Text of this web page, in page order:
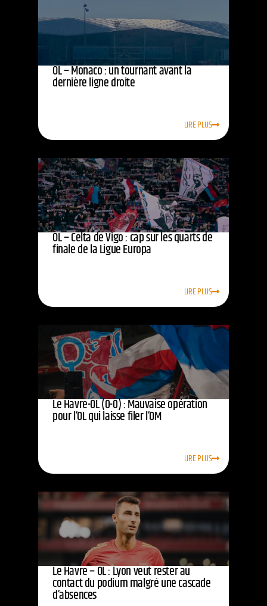
OL – Monaco : un tournant avant la
dernière ligne droite
LIRE PLUS
OL – Celta de Vigo : cap sur les quarts de
finale de la Ligue Europa
LIRE PLUS
Le Havre-OL (0-0) : Mauvaise opération
pour l’OL qui laisse filer l’OM
LIRE PLUS
Le Havre – OL : Lyon veut rester au
contact du podium malgré une cascade
d’absences